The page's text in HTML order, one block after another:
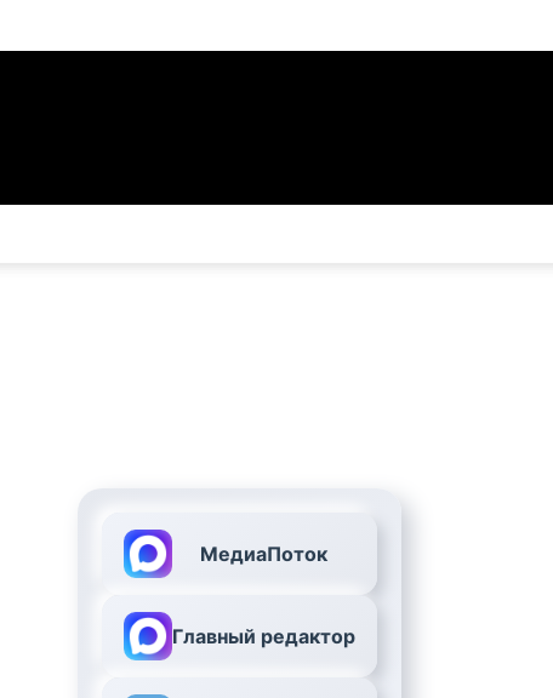
МедиаПоток
Главный редактор